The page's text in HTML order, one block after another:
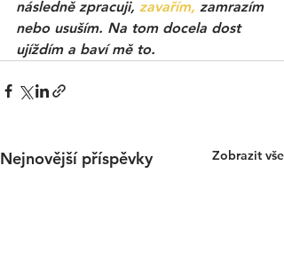
následně zpracuji, zavařím, zamrazím
nebo usuším. Na tom docela dost
ujíždím a baví mě to.
Nejnovější příspěvky Zobrazit vše